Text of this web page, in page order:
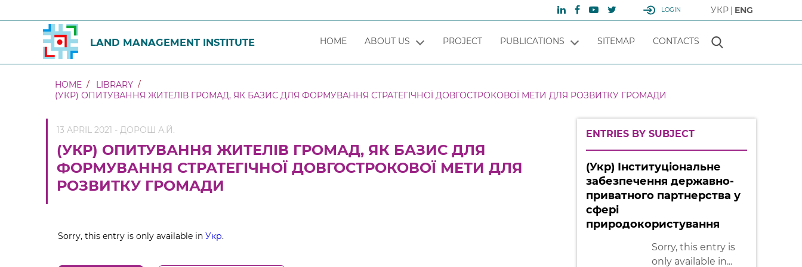
LOGIN УКР ENG
LAND MANAGEMENT INSTITUTE HOME ABOUT US PROJECT PUBLICATIONS SITEMAP CONTACTS
HOME
LIBRARY
(УКР) ОПИТУВАННЯ ЖИТЕЛІВ ГРОМАД, ЯК БАЗИС ДЛЯ ФОРМУВАННЯ СТРАТЕГІЧНОЇ ДОВГОСТРОКОВОЇ МЕТИ ДЛЯ РОЗВИТКУ ГРОМАДИ
13 APRIL 2021 - ДОРОШ А.Й.
(УКР) ОПИТУВАННЯ ЖИТЕЛІВ ГРОМАД, ЯК БАЗИС ДЛЯ
ФОРМУВАННЯ СТРАТЕГІЧНОЇ ДОВГОСТРОКОВОЇ МЕТИ ДЛЯ
РОЗВИТКУ ГРОМАДИ
Sorry, this entry is only available in Укр.
ENTRIES BY SUBJECT
(Укр) Інституціональне
забезпечення державно-
приватного партнерства у
сфері
природокористування
Sorry, this entry is
only available in...